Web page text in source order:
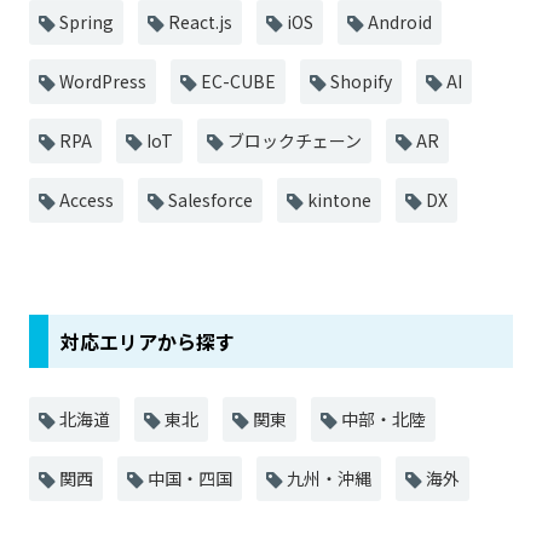
Spring React.js iOS Android
WordPress EC-CUBE Shopify AI
RPA IoT ブロックチェーン AR
Access Salesforce kintone DX
対応エリアから探す
北海道 東北 関東 中部・北陸
関西 中国・四国 九州・沖縄 海外